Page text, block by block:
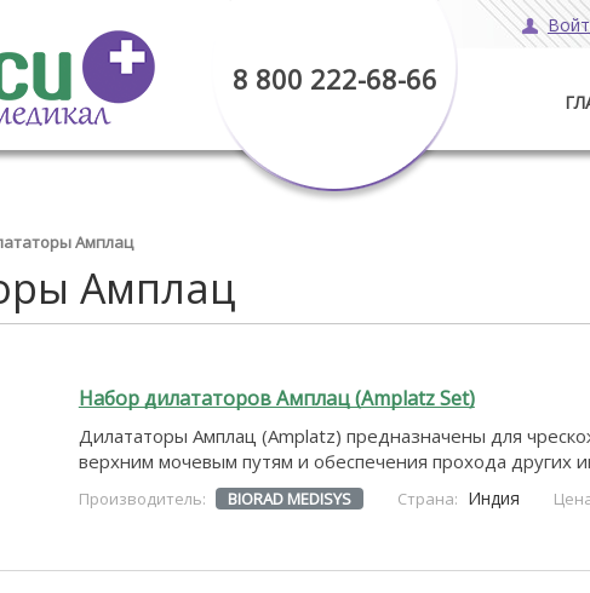
8 800 222-68-66
Амплац
Амплац
Набор дилататоров Амплац (Amplatz Set)
Дилататоры Амплац (Amplatz) предназначены для
верхним мочевым путям и обеспечения прохода других
Производитель: BIORAD MEDISYS Страна: Индия